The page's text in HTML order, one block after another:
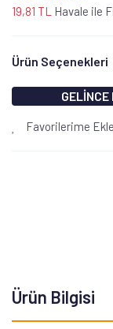
19,81 TL
Havale ile
Ürün Seçenekleri
GELİNCE
Favorilerime Ekle
Ürün Bilgisi